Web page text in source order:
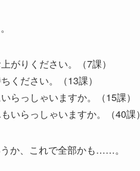
がりください。（7課）
ください。（13課）
らっしゃいますか。（15課）
いらっしゃいますか。（40課）
か、これで全部かも……。